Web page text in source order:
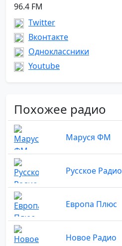
96.4 FM
Twitter
Вконтакте
Одноклассники
Youtube
Похожее радио
Маруся ФМ
Русское Радио
Европа Плюс
Новое Радио